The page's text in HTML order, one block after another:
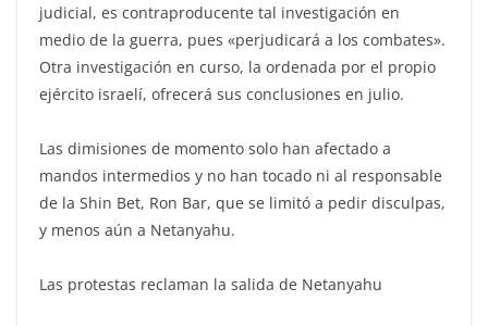
judicial, es contraproducente tal investigación en
medio de la guerra, pues «perjudicará a los combates».
Otra investigación en curso, la ordenada por el propio
ejército israelí, ofrecerá sus conclusiones en julio.
Las dimisiones de momento solo han afectado a
mandos intermedios y no han tocado ni al responsable
de la Shin Bet, Ron Bar, que se limitó a pedir disculpas,
y menos aún a Netanyahu.
Las protestas reclaman la salida de Netanyahu